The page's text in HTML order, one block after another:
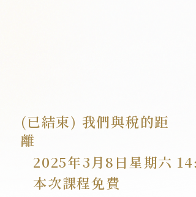
(已結束) 我們與稅的距
離
2025年3月8日星期六
本次課程免費